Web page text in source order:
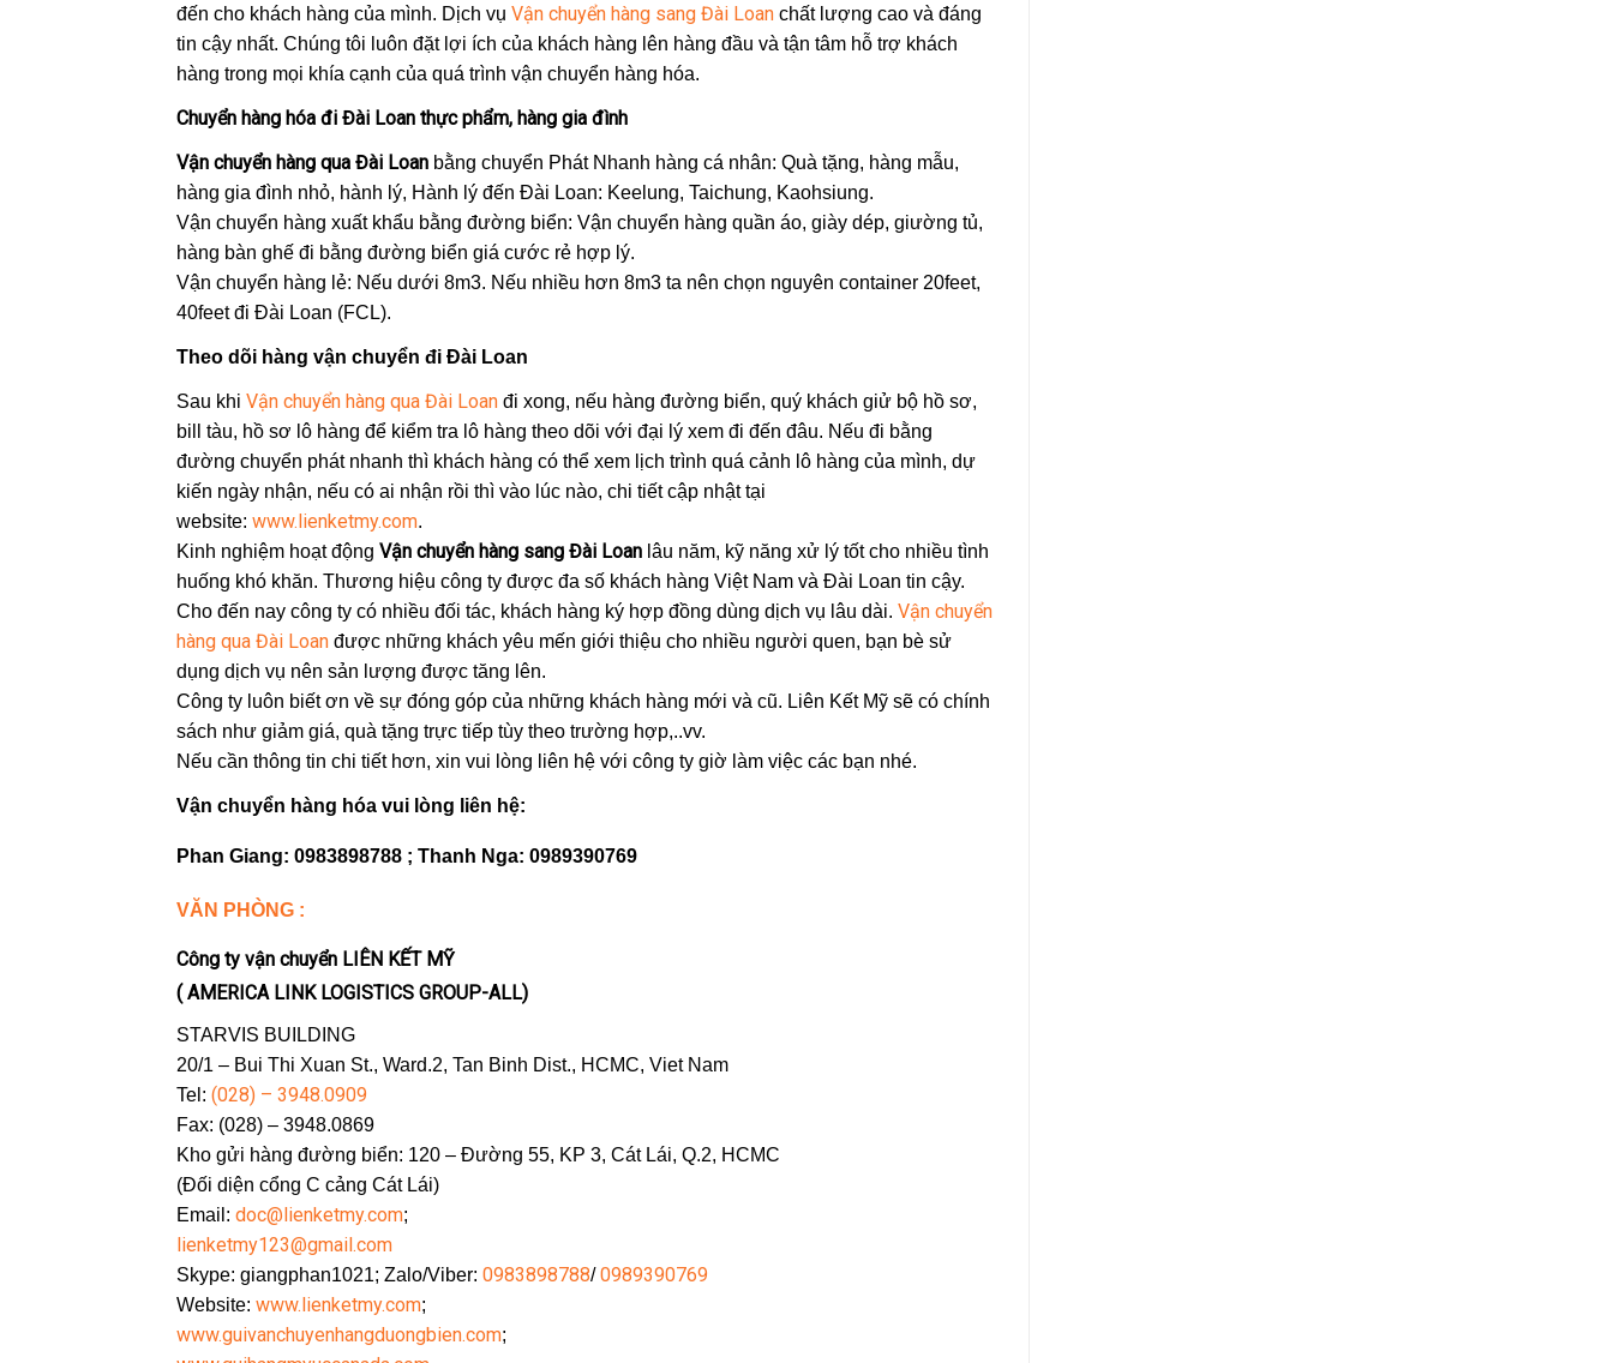
đến cho khách hàng của mình. Dịch vụ Vận chuyển hàng sang Đài Loan chất lượng cao và đáng
tin cậy nhất. Chúng tôi luôn đặt lợi ích của khách hàng lên hàng đầu và tận tâm hỗ trợ khách
hàng trong mọi khía cạnh của quá trình vận chuyển hàng hóa.
Chuyển hàng hóa đi Đài Loan thực phẩm, hàng gia đình
Vận chuyển hàng qua Đài Loan bằng chuyển Phát Nhanh hàng cá nhân: Quà tặng, hàng mẫu,
hàng gia đình nhỏ, hành lý, Hành lý đến Đài Loan: Keelung, Taichung, Kaohsiung.
Vận chuyển hàng xuất khẩu bằng đường biển: Vận chuyển hàng quần áo, giày dép, giường tủ,
hàng bàn ghế đi bằng đường biển giá cước rẻ hợp lý.
Vận chuyển hàng lẻ: Nếu dưới 8m3. Nếu nhiều hơn 8m3 ta nên chọn nguyên container 20feet,
40feet đi Đài Loan (FCL).
Theo dõi hàng vận chuyển đi Đài Loan
Sau khi Vận chuyển hàng qua Đài Loan đi xong, nếu hàng đường biển, quý khách giử bộ hồ sơ,
bill tàu, hồ sơ lô hàng để kiểm tra lô hàng theo dõi với đại lý xem đi đến đâu. Nếu đi bằng
đường chuyển phát nhanh thì khách hàng có thể xem lịch trình quá cảnh lô hàng của mình, dự
kiến ngày nhận, nếu có ai nhận rồi thì vào lúc nào, chi tiết cập nhật tại
website: www.lienketmy.com.
Kinh nghiệm hoạt động Vận chuyển hàng sang Đài Loan lâu năm, kỹ năng xử lý tốt cho nhiều tình
huống khó khăn. Thương hiệu công ty được đa số khách hàng Việt Nam và Đài Loan tin cậy.
Cho đến nay công ty có nhiều đối tác, khách hàng ký hợp đồng dùng dịch vụ lâu dài. Vận chuyển
hàng qua Đài Loan được những khách yêu mến giới thiệu cho nhiều người quen, bạn bè sử
dụng dịch vụ nên sản lượng được tăng lên.
Công ty luôn biết ơn về sự đóng góp của những khách hàng mới và cũ. Liên Kết Mỹ sẽ có chính
sách như giảm giá, quà tặng trực tiếp tùy theo trường hợp,..vv.
Nếu cần thông tin chi tiết hơn, xin vui lòng liên hệ với công ty giờ làm việc các bạn nhé.
Vận chuyển hàng hóa vui lòng liên hệ:
Phan Giang: 0983898788 ; Thanh Nga: 0989390769
VĂN PHÒNG :
Công ty vận chuyển LIÊN KẾT MỸ
( AMERICA LINK LOGISTICS GROUP-ALL)
STARVIS BUILDING
20/1 – Bui Thi Xuan St., Ward.2, Tan Binh Dist., HCMC, Viet Nam
Tel: (028) – 3948.0909
Fax: (028) – 3948.0869
Kho gửi hàng đường biển: 120 – Đường 55, KP 3, Cát Lái, Q.2, HCMC
(Đối diện cổng C cảng Cát Lái)
Email: doc@lienketmy.com;
lienketmy123@gmail.com
Skype: giangphan1021; Zalo/Viber: 0983898788/0989390769
Website: www.lienketmy.com;
www.guivanchuyenhangduongbien.com;